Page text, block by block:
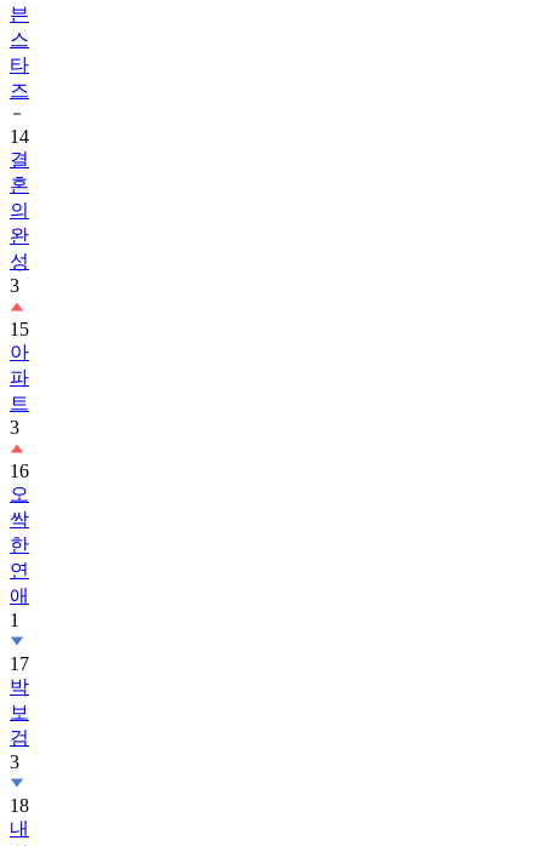
븐
스
타
즈
14
결
혼
의
완
성
3
15
아
파
트
3
16
오
싹
한
연
애
1
17
박
보
검
3
18
내